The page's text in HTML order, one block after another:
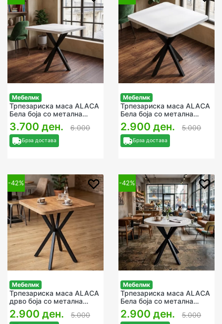
Мебелмк
Трпезариска маса ALACA
Бела боја со метална
ногарка 80x80х75cм
3.700 ден. 6.000
Брза достава
Мебелмк
Трпезариска маса ALACA
Бела боја со метална
ногарка 70x70х75cм
2.900 ден. 5.000
Брза достава
-42%
Мебелмк
Трпезариска маса ALACA
дрво боја со метална
ногарка 70x70Х75cм
2.900 ден. 5.000
-42%
Мебелмк
Трпезариска маса ALACA
Бела боја со метална
ногарка D70x75cм
2.900 ден. 5.000